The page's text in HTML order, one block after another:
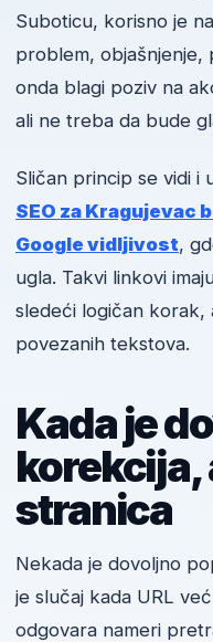
Suboticu, korisno je
problem,
onda blagi poziv na
ali ne treba da bude
Sličan princip se vidi i
SEO za Kragujevac
Google vidljivost,
ugla. Takvi linkovi
sledeći logičan
povezanih tekstova.
Kada je
korekcija,
stranica
Nekada je dovoljno
je slučaj kada URL
odgovara nameri